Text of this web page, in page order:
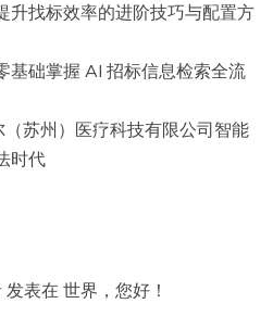
升找标效率的进阶技巧与配置方
基础掌握 AI 招标信息检索全流
（苏州）医疗科技有限公司智能
时代
发表在 世界，您好！